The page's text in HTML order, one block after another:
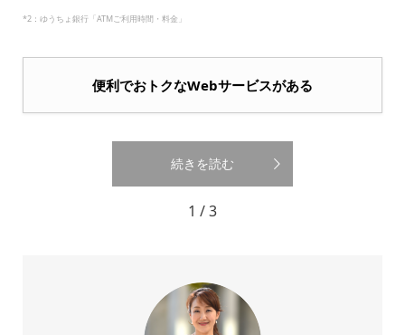
*2：ゆうちょ銀行「ATMご利用時間・料金」
便利でおトクなWebサービスがある
続きを読む
1 / 3